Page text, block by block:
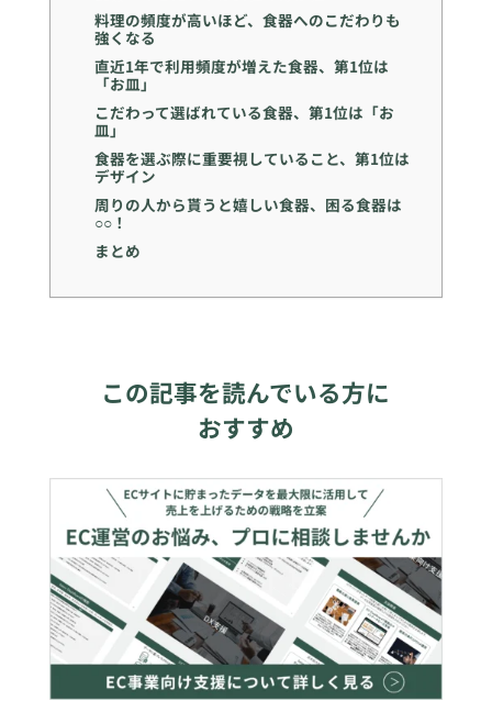
料理の頻度が高いほど、食器へのこだわりも
強くなる
直近1年で利用頻度が増えた食器、第1位は
「お皿」
こだわって選ばれている食器、第1位は「お
皿」
食器を選ぶ際に重要視していること、第1位は
デザイン
周りの人から貰うと嬉しい食器、困る食器は
○○！
まとめ
この記事を読んでいる方に
おすすめ